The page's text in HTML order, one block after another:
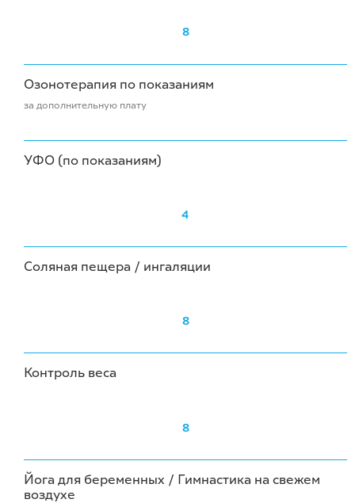
8
Озонотерапия по показаниям
за дополнительную плату
УФО (по показаниям)
4
Соляная пещера / ингаляции
8
Контроль веса
8
Йога для беременных / Гимнастика на свежем
воздухе